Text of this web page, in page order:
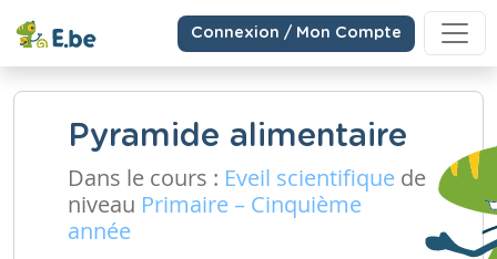
Connexion / Mon Compte
Pyramide alimentaire
Dans le cours : Eveil scientifique de
niveau Primaire – Cinquième
année